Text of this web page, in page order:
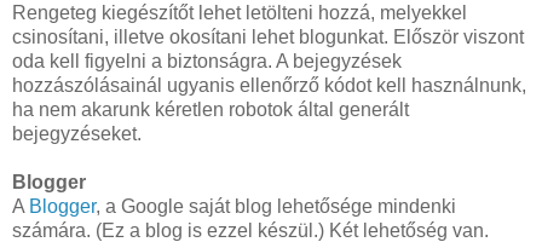
Rengeteg kiegészítőt lehet letölteni hozzá, melyekkel
csinosítani, illetve okosítani lehet blogunkat. Először viszont
oda kell figyelni a biztonságra. A bejegyzések
hozzászólásainál ugyanis ellenőrző kódot kell használnunk,
ha nem akarunk kéretlen robotok által generált
bejegyzéseket.
Blogger
A Blogger, a Google saját blog lehetősége mindenki
számára. (Ez a blog is ezzel készül.) Két lehetőség van.